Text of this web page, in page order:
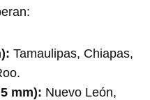
Tamaulipas, Chiapas,
mm): Nuevo León,